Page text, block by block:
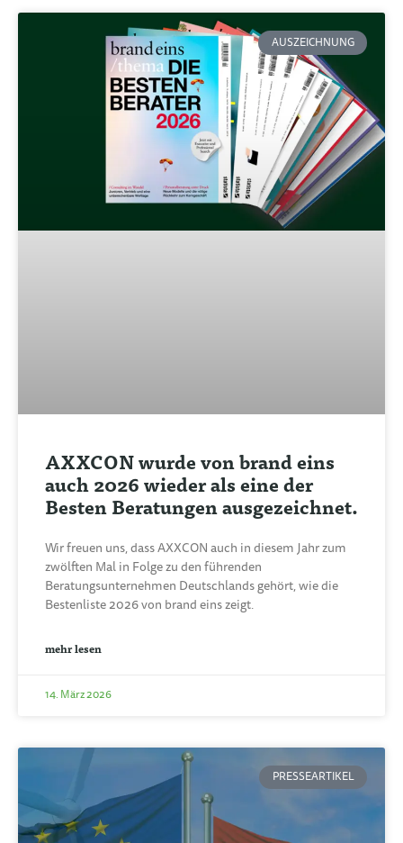
AUSZEICHNUNG
AXXCON wurde von brand eins
auch 2026 wieder als eine der
Besten Beratungen ausgezeichnet.
Wir freuen uns, dass AXXCON auch in diesem Jahr zum
zwölften Mal in Folge zu den führenden
Beratungsunternehmen Deutschlands gehört, wie die
Bestenliste 2026 von brand eins zeigt.
mehr lesen
14. März 2026
PRESSEARTIKEL